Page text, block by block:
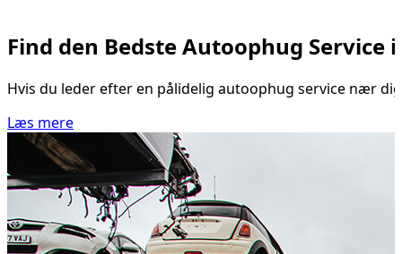
Find den Bedste Autoophug
Hvis du leder efter en pålidelig autoophug service nær
Læs mere